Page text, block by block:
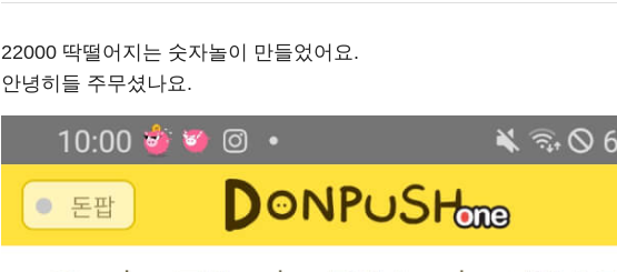
22000 딱떨어지는 숫자놀이 만들었어요.
안녕히들 주무셨나요.